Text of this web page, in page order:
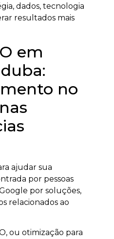
dados, tecnologia
resultados mais
em
no
ajudar sua
por pessoas
por soluções,
relacionados ao
ou otimização para